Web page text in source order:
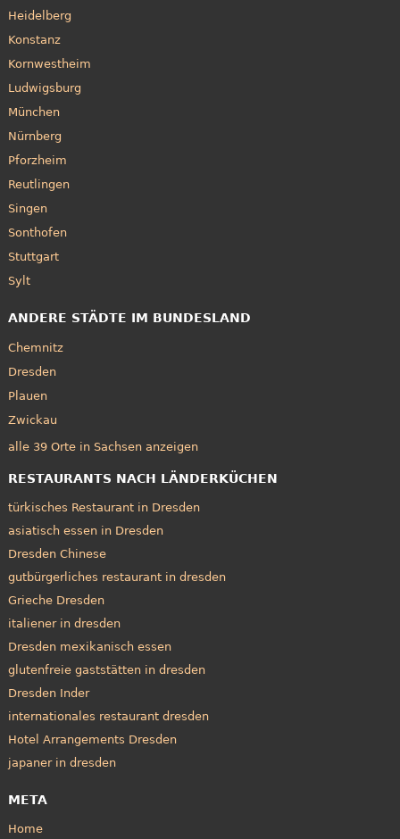
Heidelberg
Konstanz
Kornwestheim
Ludwigsburg
München
Nürnberg
Pforzheim
Reutlingen
Singen
Sonthofen
Stuttgart
Sylt
ANDERE STÄDTE IM BUNDESLAND
Chemnitz
Dresden
Plauen
Zwickau
alle 39 Orte in Sachsen anzeigen
RESTAURANTS NACH LÄNDERKÜCHEN
türkisches Restaurant in Dresden
asiatisch essen in Dresden
Dresden Chinese
gutbürgerliches restaurant in dresden
Grieche Dresden
italiener in dresden
Dresden mexikanisch essen
glutenfreie gaststätten in dresden
Dresden Inder
internationales restaurant dresden
Hotel Arrangements Dresden
japaner in dresden
META
Home